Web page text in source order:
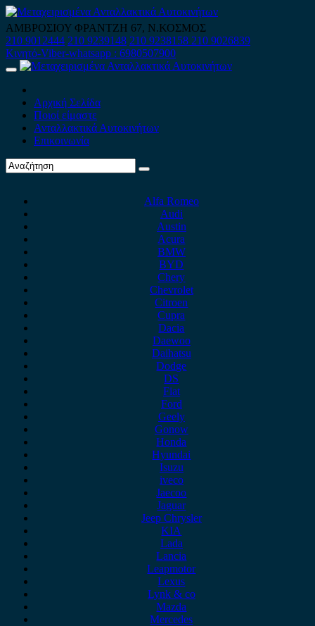
Skip
to
content
ΑΜΒΡΟΣΙΟΥ ΦΡΑΝΤΖΗ 67, Ν.ΚΟΣΜΟΣ
210 9012444 210 9239148 210 9238158 210 9026839
Κινητό-Viber-whatsapp : 6980507900
Primary
Αρχική Σελίδα
Ποιοί είμαστε
Ανταλλακτικά Αυτοκινήτων
Επικοινωνία
Alfa Romeo
Audi
Austin
Acura
BMW
BYD
Chery
Chevrolet
Citroen
Cupra
Dacia
Daewoo
Daihatsu
Dodge
DS
Fiat
Ford
Geely
Gonow
Honda
Hyundai
Isuzu
iveco
Jaecoo
Jaguar
Jeep Chrysler
KIA
Lada
Lancia
Leapmotor
Lexus
Lynk & co
Mazda
Mercedes